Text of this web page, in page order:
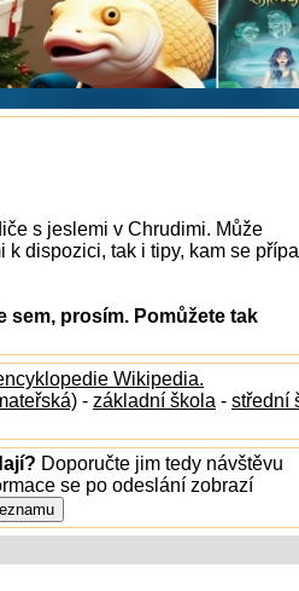
s jeslemi v Chrudimi. Může
dispozici, tak i tipy, kam se
sem, prosím. Pomůžete tak
Wikipedia.
- základní škola - střední
Doporučte jim tedy návštěvu
se po odeslání zobrazí